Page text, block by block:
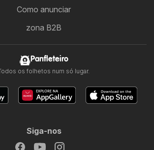
Como anunciar
zona B2B
Panfleteiro
os folhetos num só lugar.
Siga-nos